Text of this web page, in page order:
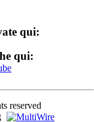
qui:
qui:
reserved